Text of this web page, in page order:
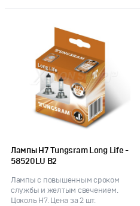
Лампы H7 Tungsram Long Life -
58520LU B2
Лампы с повышенным сроком
службы и желтым свечением.
Цоколь H7. Цена за 2 шт.